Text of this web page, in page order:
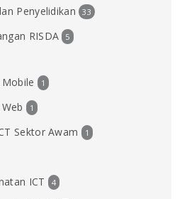
Penyelidikan 33
RISDA 5
1
1
Sektor Awam 1
ICT 4